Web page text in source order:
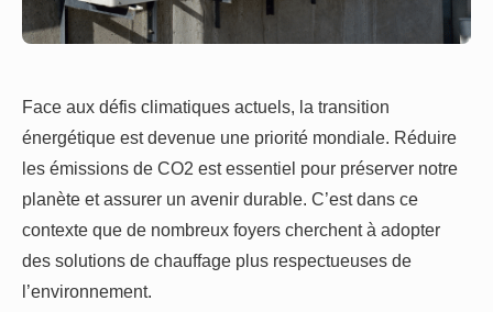
Face aux défis climatiques actuels, la transition
énergétique est devenue une priorité mondiale. Réduire
les émissions de CO2 est essentiel pour préserver notre
planète et assurer un avenir durable. C’est dans ce
contexte que de nombreux foyers cherchent à adopter
des solutions de chauffage plus respectueuses de
l’environnement.